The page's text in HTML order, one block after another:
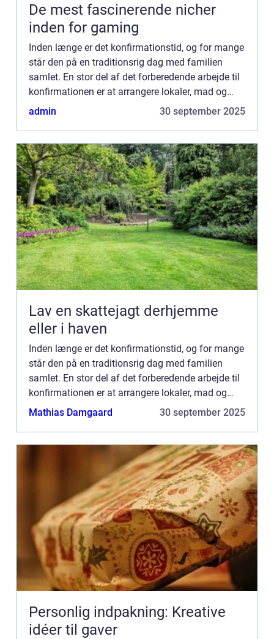
De mest fascinerende nicher
inden for gaming
Inden længe er det konfirmationstid, og for mange
står den på en traditionsrig dag med familien
samlet. En stor del af det forberedende arbejde til
konfirmationen er at arrangere lokaler, mad og
ikke mindst pynt. Konfirmationspynt k...
admin 30 september 2025
Lav en skattejagt derhjemme
eller i haven
Inden længe er det konfirmationstid, og for mange
står den på en traditionsrig dag med familien
samlet. En stor del af det forberedende arbejde til
konfirmationen er at arrangere lokaler, mad og
ikke mindst pynt. Konfirmationspynt k...
Mathias Damgaard 30 september 2025
Personlig indpakning: Kreative
idéer til gaver